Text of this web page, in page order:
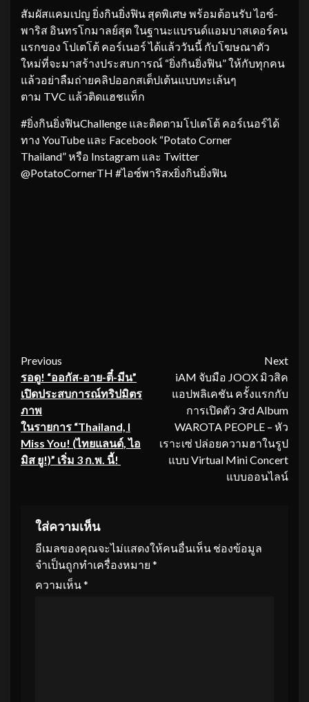
สัมผัสแคมเปญ ยิ่งกินยิ่งฟิน สุดพิเศษ พร้อมต้อนรับ ไอซ์-
พาริส อินทรโกมาลย์สุต ในฐานะแบรนด์แอมบาสเดอร์คน
แรกของ โปเตโต้ คอร์เนอร์ ได้แล้ววันนี้ กับโฆษณาตัว
ใหม่ที่จะมาสร้างประสบการณ์ “ยิ่งกินยิ่งฟิน” ให้กับทุกคน
แล้วอย่าลืมถ่ายคลิปออกสเต็ปเต้นแบบทะเล้นๆ
ตาม TVC แล้วติดแฮชแท็ก
#ยิ่งกินยิ่งฟินChallenge และติดตามโปเตโต้ คอร์เนอร์ได้
ทาง YouTube และ Facebook “Potato Corner
Thailand” หรือ Instagram และ Twitter
@PotatoCornerTH #ไอซ์พาริสxยิ่งกินยิ่งฟิน
Continue
Reading
Previous
รอดู! “ออกัส-อาย-ตี๋-มีน”
เปิดประสบการณ์ทริปมิตร
ภาพ
ในรายการ “Thailand, I
Miss You! (ไทยแลนด์ ,ไอ
มิส ยู!)” เริ่ม 3 ก.พ. นี้!
Next
iAM จับมือ JOOX มิวสิค
แอปพลิเคชัน ครั้งแรกกับ
การเปิดตัว 3rd Album
WAROTA PEOPLE – หัว
เราะเซ่ ปล่อยความฮาในรูป
แบบ Virtual Mini Concert
แบบออนไลน์
ใส่ความเห็น
อีเมลของคุณจะไม่แสดงให้คนอื่นเห็น ช่องข้อมูล
จำเป็นถูกทำเครื่องหมาย *
ความเห็น*